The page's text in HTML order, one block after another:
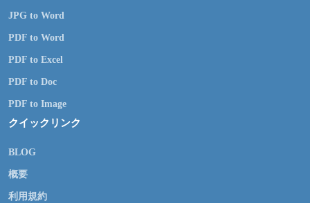
JPG to Word
PDF to Word
PDF to Excel
PDF to Doc
PDF to Image
クイックリンク
BLOG
概要
利用規約